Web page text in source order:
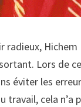
radieux,
Lors de
éviter les
travail, cela